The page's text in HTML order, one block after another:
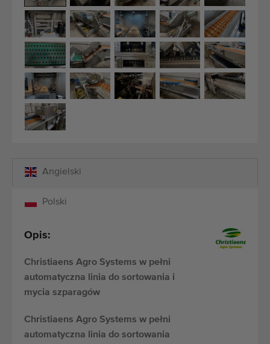
Polski
Angielski
Opis:
Christiaens Agro Systems w pełni
automatyczna linia do sortowania i
mycia szparagów
Christiaens Agro Systems w pełni
automatyczna linia do sortowania